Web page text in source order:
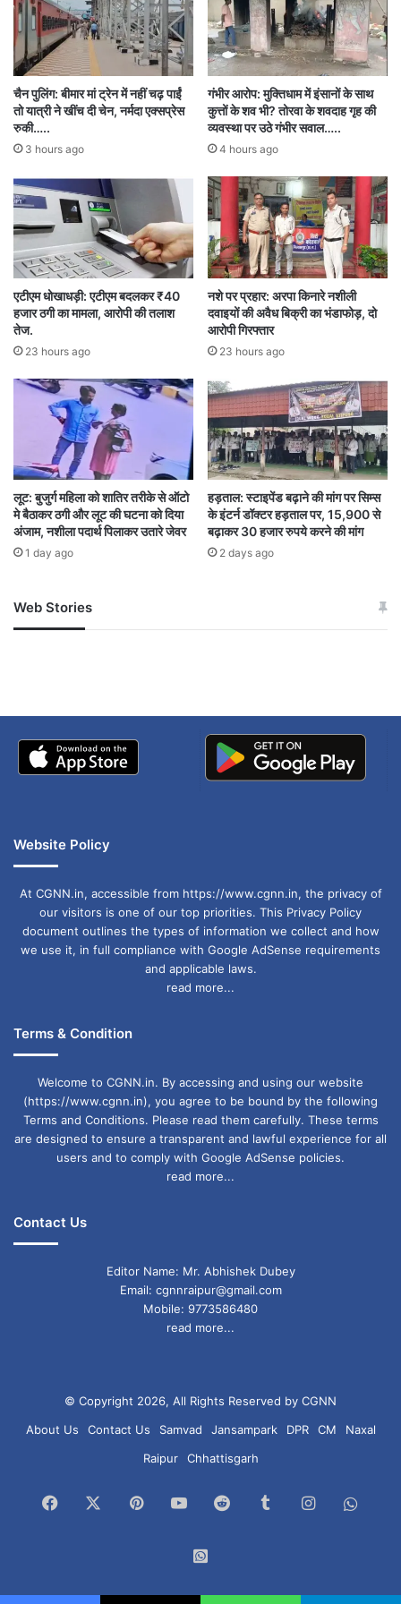
बेहद किफायती भी है।
सोशल मीडिया पर वीडियो के वायरल होते ही यूजरों की
प्रतिक्रियाओं की बाढ़ आ गई। एक यूजर ने लिखा, “वंदे
भारत हमारी शान है, अगली बार एग्जीक्यूटिव क्लास ट्राई
करें।” दूसरे ने कहा, “भारत के बारे में इतनी सकारात्मक
बातें सुनना अच्छा लगता है, यह एक प्यारा देश है।” यह
वीडियो-फोटो भारत की आधुनिक रेल प्रणाली की बढ़ती
लोकप्रियता का प्रतीक बन गया है।
British family Hutchinson family
Indian Railways Indian travel
luxury train India Sachin Pilot
SOCIAL MEDIA train food
Vande Bharat Express viral video
चैन पुलिंग: बीमार मां ट्रेन में नहीं चढ़ पाईं
तो यात्री ने खींच दी चेन, नर्मदा एक्सप्रेस
रुकी…..
3 hours ago
गंभीर आरोप: मुक्तिधाम में इंसानों के साथ
कुत्तों के शव भी? तोरवा के शवदाह गृह की
व्यवस्था पर उठे गंभीर सवाल…..
4 hours ago
एटीएम धोखाधड़ी: एटीएम बदलकर ₹40
हजार ठगी का मामला, आरोपी की तलाश
तेज.
23 hours ago
नशे पर प्रहार: अरपा किनारे नशीली
दवाइयों की अवैध बिक्री का भंडाफोड़, दो
आरोपी गिरफ्तार
23 hours ago
लूट: बुजुर्ग महिला को शातिर तरीके से ऑटो
मे बैठाकर ठगी और लूट की घटना को दिया
अंजाम, नशीला पदार्थ पिलाकर उतारे जेवर
1 day ago
हड़ताल: स्टाइपेंड बढ़ाने की मांग पर सिम्स
के इंटर्न डॉक्टर हड़ताल पर, 15,900 से
बढ़ाकर 30 हजार रुपये करने की मांग
2 days ago
Web Stories
जम्मू-कश्मीर में बारिश से
अपडेट
खाई में धक्का… आरोपियों ने
Website Policy
At CGNN.in, accessible from https://www.cgnn.in, the privacy of
our visitors is one of our top priorities. This Privacy Policy
document outlines the types of information we collect and how
we use it, in full compliance with Google AdSense requirements
and applicable laws.
read more...
Terms & Condition
Welcome to CGNN.in. By accessing and using our website
(https://www.cgnn.in), you agree to be bound by the following
Terms and Conditions. Please read them carefully. These terms
are designed to ensure a transparent and lawful experience for all
users and to comply with Google AdSense policies.
read more...
Contact Us
Editor Name: Mr. Abhishek Dubey
Email: cgnnraipur@gmail.com
Mobile: 9773586480
read more...
© Copyright 2026, All Rights Reserved by CGNN
About Us
Contact Us Samvad Jansampark DPR CM
Naxal
Raipur
Chhattisgarh
Facebook PinterestYouTubeReddit TumblrInstagram
Group